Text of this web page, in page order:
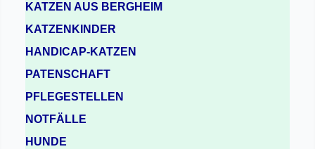
KATZEN AUS BERGHEIM
KATZENKINDER
HANDICAP-KATZEN
PATENSCHAFT
PFLEGESTELLEN
NOTFÄLLE
HUNDE